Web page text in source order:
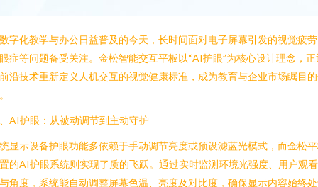
字化教学与办公日益普及的今天，长时间面对电子屏幕引发的视觉疲
症等问题备受关注。金松智能交互平板以“AI护眼”为核心设计理念，正
沿技术重新定义人机交互的视觉健康标准，成为教育与企业市场瞩目
AI护眼：从被动调节到主动守护
显示设备护眼功能多依赖于手动调节亮度或预设滤蓝光模式，而金松
的AI护眼系统则实现了质的飞跃。通过实时监测环境光强度、用户观
角度，系统能自动调整屏幕色温、亮度及对比度，确保显示内容始终